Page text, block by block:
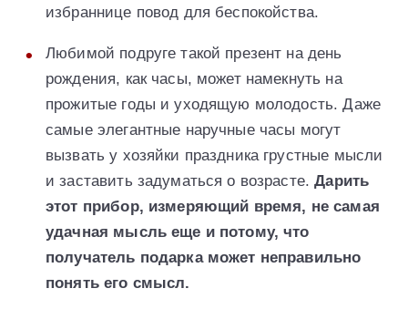
избраннице повод для беспокойства.
Любимой подруге такой презент на день
рождения, как часы, может намекнуть на
прожитые годы и уходящую молодость. Даже
самые элегантные наручные часы могут
вызвать у хозяйки праздника грустные мысли
и заставить задуматься о возрасте.Дарить
этот прибор, измеряющий время, не самая
удачная мысль еще и потому, что
получатель подарка может неправильно
понять его смысл.